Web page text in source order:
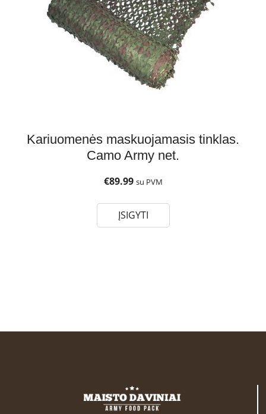
Kariuomenės maskuojamasis tinklas.
Camo Army net.
€89.99 su PVM
ĮSIGYTI